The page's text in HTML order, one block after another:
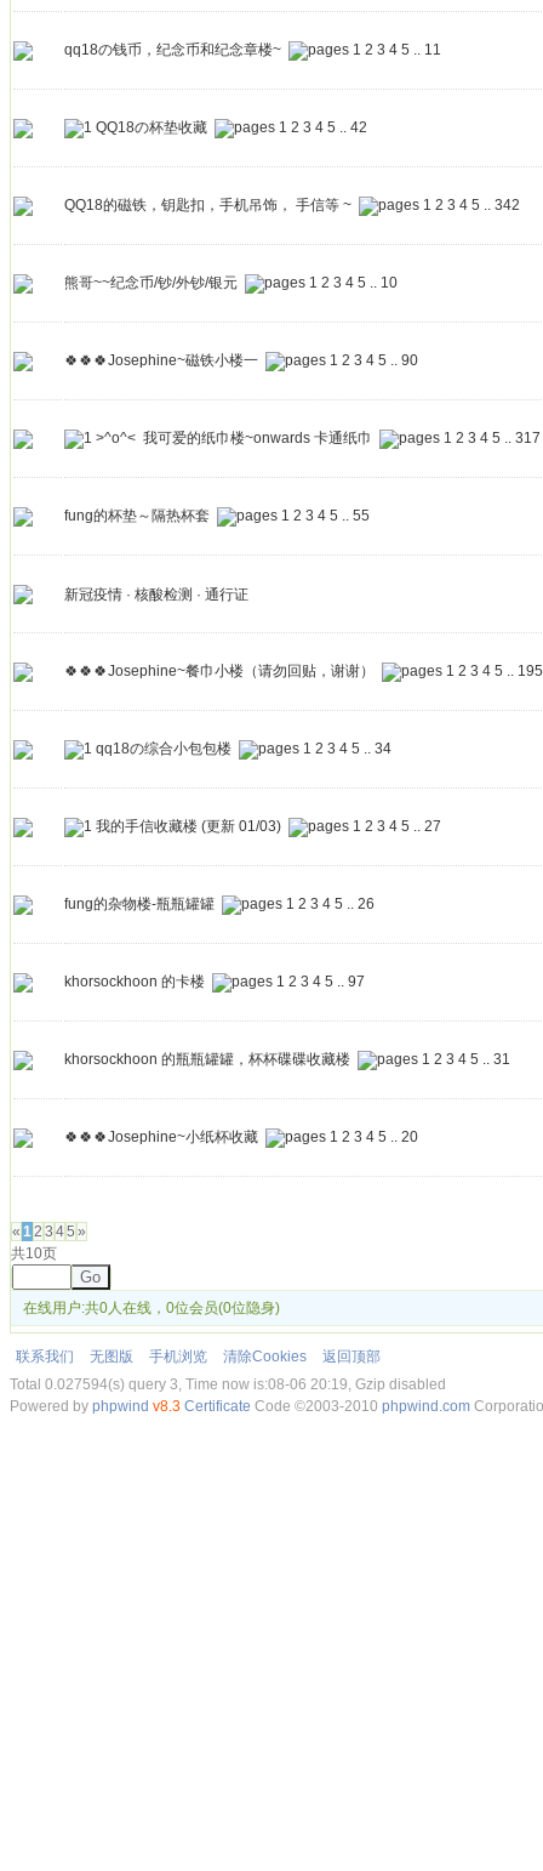
qq18の钱币，纪念币和纪念章楼~ 1 2 3 4 5 .. 11
QQ18の杯垫收藏 1 2 3 4 5 .. 42
QQ18的磁铁，钥匙扣，手机吊饰， 手信等 ~ 1 2 3 4 5 .. 342
熊哥~~纪念币/钞/外钞/银元 1 2 3 4 5 .. 10
🍀🍀🍀Josephine~磁铁小楼一 1 2 3 4 5 .. 90
>^o^< 我可爱的纸巾楼~onwards 卡通纸巾 1 2 3 4 5 .. 317
fung的杯垫～隔热杯套 1 2 3 4 5 .. 55
新冠疫情 · 核酸检测 · 通行证
🍀🍀🍀Josephine~餐巾小楼（请勿回贴，谢谢） 1 2 3 4 5 .. 195
qq18の综合小包包楼 1 2 3 4 5 .. 34
我的手信收藏楼 (更新 01/03) 1 2 3 4 5 .. 27
fung的杂物楼-瓶瓶罐罐 1 2 3 4 5 .. 26
khorsockhoon 的卡楼 1 2 3 4 5 .. 97
khorsockhoon 的瓶瓶罐罐，杯杯碟碟收藏楼 1 2 3 4 5 .. 31
🍀🍀🍀Josephine~小纸杯收藏 1 2 3 4 5 .. 20
« 12 3 45 »
共10页
Go
在线用户:共0人在线，0位会员(0位隐身)
联系我们 无图版 手机浏览 清除Cookies
返回顶部
Total 0.027594(s) query 3, Time now is:08-06 20:19, Gzip disabled
Powered by phpwind v8.3 Certificate Code ©2003-2010 phpwind.com